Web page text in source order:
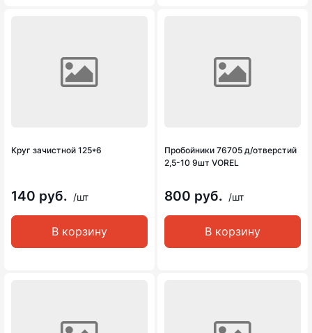
Круг зачистной 125*6
140 руб. /шт
В корзину
Пробойники 76705 д/отверстий
2,5-10 9шт VOREL
800 руб. /шт
В корзину